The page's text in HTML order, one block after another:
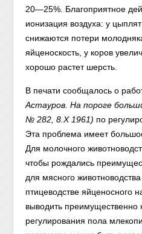
20—25%. Благоприятное
ионизация воздуха: у
снижаются потери
яйценоскость, у коров
хорошо растет шерсть.
В печати сообщалось о
Астауров. На пороге
№ 282, 8.Х 1961) по
Эта проблема имеет
Для молочного
чтобы рождались
для мясного
птицеводстве яйценосного
выводить преимущественно
регулирования пола